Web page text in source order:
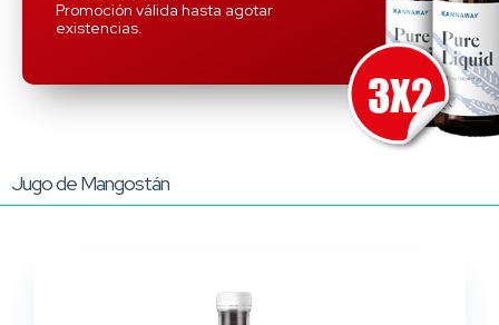
Promoción válida hasta agotar
existencias.
Jugo de Mangostán